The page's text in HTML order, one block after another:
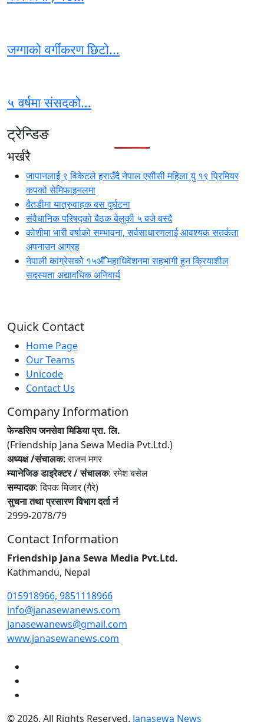
जग्गाको वर्गीकरण छिटो...
५ वर्षमा संसदको...
ट्रेन्डिङ
भर्खरै
जापानलाई ९ विकेटले हराउँदै नेपाल एसीसी महिला यु १९ प्रिमियर
कपको सेमिफाइनलमा
बैतडीमा यात्रुवाहक बस दुर्घटना
संवैधानिक परिषद्को बैठक बेलुकी ५ बजे बस्दै
कोशीमा भारी वर्षाको सम्भावना, सर्वसाधारणलाई आवश्यक सतर्कता
अपनाउन आग्रह
नेपाली कांग्रेसको १५औँ महाधिवेशनमा सहभागी हुन क्रियाशील
सदस्यता अद्यावधिक अनिवार्य
Quick Contact
Home Page
Our Teams
Unicode
Contact Us
Company Information
फेन्डसिप जनसेवा मिडिया प्रा. लि.
(Friendship Jana Sewa Media Pvt.Ltd.)
अध्यक्ष /संचालक: राजन मगर
म्यानेजिङ डाइरेक्टर / संचालक: रमेश बसेल
सम्पादक: दिपक मिजार (गैरे)
सुचना तथा प्रसारण विभाग दर्ता नं
2999-2078/79
Contact Information
Friendship Jana Sewa Media Pvt.Ltd.
Kathmandu, Nepal
015918966, 9851118966
info@janasewanews.com
janasewanews@gmail.com
www.janasewanews.com
© 2026. All Rights Reserved. Janasewa News